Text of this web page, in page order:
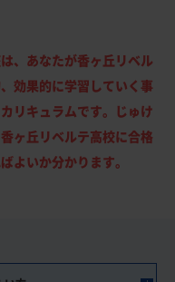
、あなたが香ヶ丘リベル
効果的に学習していく事
リキュラムです。じゅけ
ヶ丘リベルテ高校に合格
よいか分かります。